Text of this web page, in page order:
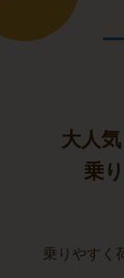
大人
乗
乗りやすく